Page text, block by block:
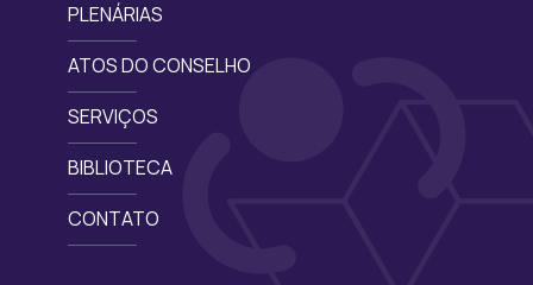
PLENÁRIAS
ATOS DO CONSELHO
SERVIÇOS
BIBLIOTECA
CONTATO